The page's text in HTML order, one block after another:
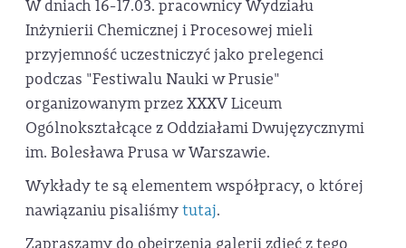
W dniach 16-17.03. pracownicy Wydziału
Inżynierii Chemicznej i Procesowej mieli
przyjemność uczestniczyć jako prelegenci
podczas "Festiwalu Nauki w Prusie"
organizowanym przez XXXV Liceum
Ogólnokształcące z Oddziałami Dwujęzycznymi
im. Bolesława Prusa w Warszawie.
Wykłady te są elementem współpracy, o której
nawiązaniu pisaliśmytutaj.